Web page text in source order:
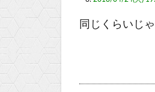
同じくらいじ